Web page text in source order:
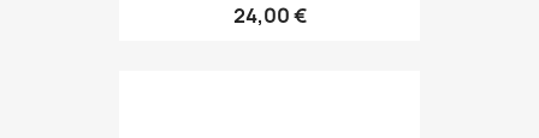
24,00 €